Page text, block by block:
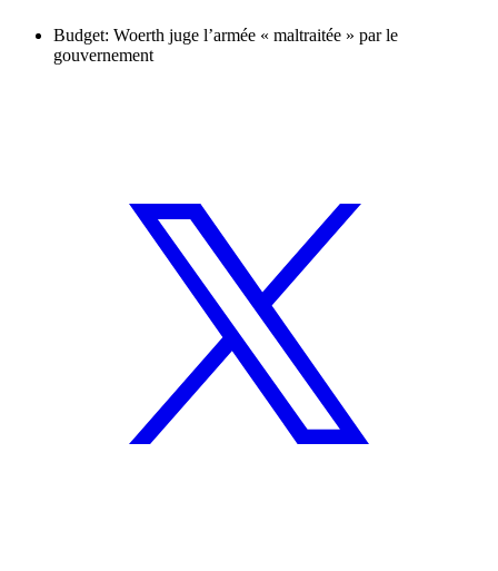
Budget: Woerth juge l’armée « maltraitée » par le
gouvernement